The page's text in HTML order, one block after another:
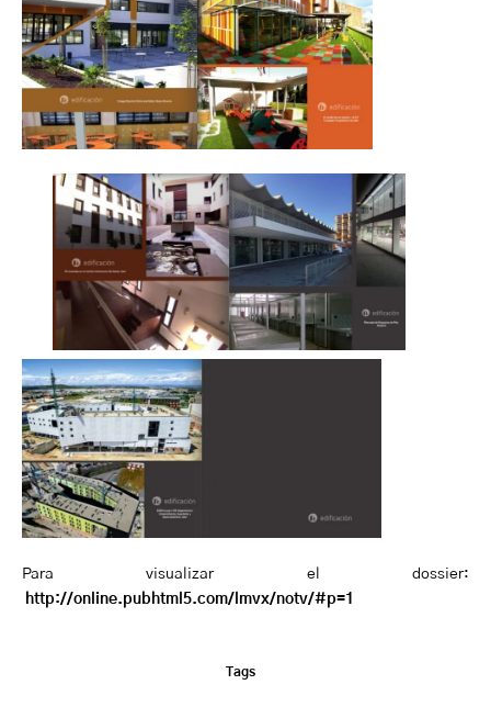
Para visualizar el dossier:
http://online.pubhtml5.com/lmvx/notv/#p=1
Tags